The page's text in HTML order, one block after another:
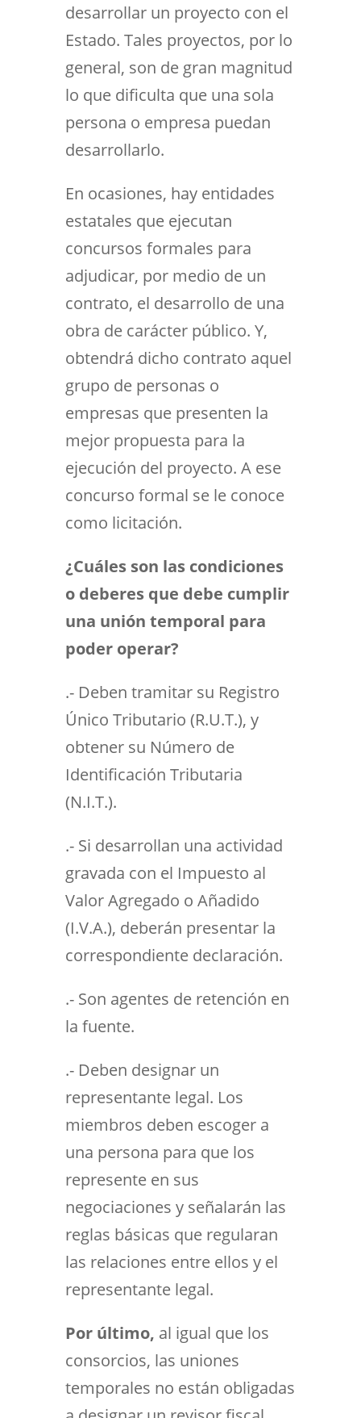
desarrollar un proyecto con el
Estado. Tales proyectos, por lo
general, son de gran magnitud
lo que dificulta que una sola
persona o empresa puedan
desarrollarlo.
En ocasiones, hay entidades
estatales que ejecutan
concursos formales para
adjudicar, por medio de un
contrato, el desarrollo de una
obra de carácter público. Y,
obtendrá dicho contrato aquel
grupo de personas o
empresas que presenten la
mejor propuesta para la
ejecución del proyecto. A ese
concurso formal se le conoce
como licitación.
¿Cuáles son las condiciones
o deberes que debe cumplir
una unión temporal para
poder operar?
.- Deben tramitar su Registro
Único Tributario (R.U.T.), y
obtener su Número de
Identificación Tributaria
(N.I.T.).
.- Si desarrollan una actividad
gravada con el Impuesto al
Valor Agregado o Añadido
(I.V.A.), deberán presentar la
correspondiente declaración.
.- Son agentes de retención en
la fuente.
.- Deben designar un
representante legal. Los
miembros deben escoger a
una persona para que los
represente en sus
negociaciones y señalarán las
reglas básicas que regularan
las relaciones entre ellos y el
representante legal.
Por último, al igual que los
consorcios, las uniones
temporales no están obligadas